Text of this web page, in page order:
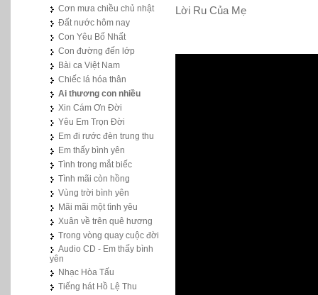
Cơn mưa chiều chủ nhật
Đất nước hôm nay
Con Yêu Bố Nhất
Con đường đến lớp
Bài ca Việt Nam
Chiếc lá hóa thân
Ai thương con nhiều
Xin Cám Ơn Đời
Yêu Em Trọn Đời
Em đi rước đèn trung thu
Em thấy bình yên
Tình trong mắt biếc
Tình mãi còn hồng
Vùng trời bình yên
Mãi mãi một tình yêu
Xuân về trên quê hương
Trong vòng quay cuộc đời
Audio CD - Em thấy bình
yên
Nhạc Hòa Tấu
Tiếng hát Hồ Lệ Thu
Lời Ru Của Mẹ